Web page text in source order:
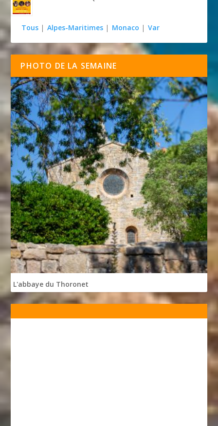
Tous | Alpes-Maritimes | Monaco | Var
PHOTO DE LA SEMAINE
L'abbaye du Thoronet